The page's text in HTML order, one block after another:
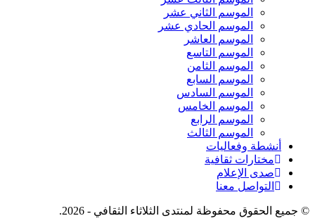
الموسم الثاني عشر
الموسم الحادي عشر
الموسم العاشر
الموسم التاسع
الموسم الثامن
الموسم السابع
الموسم السادس
الموسم الخامس
الموسم الرابع
الموسم الثالث
أنشطة وفعاليات
مختارات ثقافية
صدى الإعلام
التواصل معنا
© جميع الحقوق محفوظة لمنتدى الثلاثاء الثقافي - 2026.